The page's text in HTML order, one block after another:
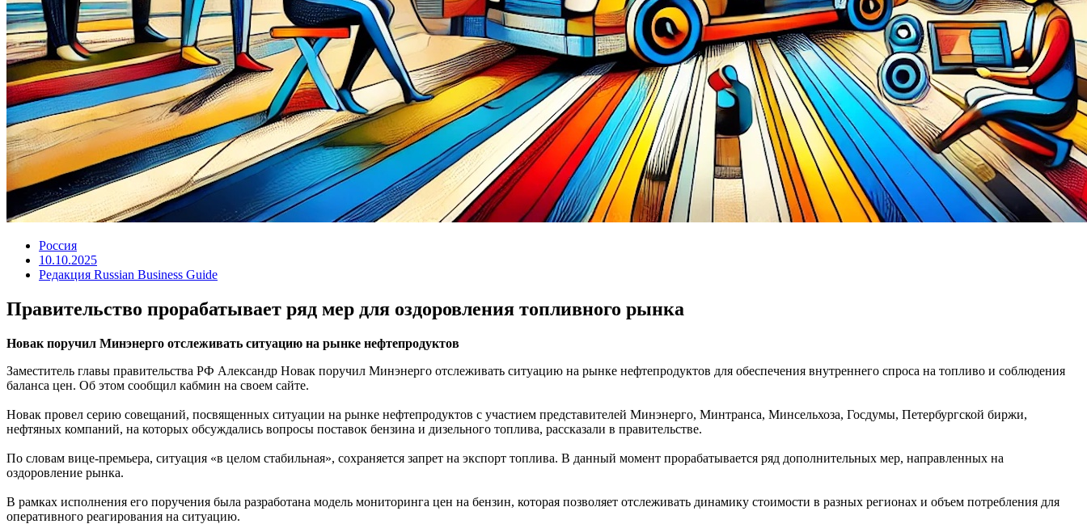
Россия
10.10.2025
Редакция Russian Business Guide
Правительство прорабатывает ряд мер для оздоровления топливного рынка
Новак поручил Минэнерго отслеживать ситуацию на рынке нефтепродуктов
Заместитель главы правительства РФ Александр Новак поручил Минэнерго отслеживать ситуацию на рынке нефтепродуктов для обеспечения внутреннего спроса на топливо и соблюдения
баланса цен. Об этом сообщил кабмин на своем сайте.
Новак провел серию совещаний, посвященных ситуации на рынке нефтепродуктов с участием представителей Минэнерго, Минтранса, Минсельхоза, Госдумы, Петербургской биржи,
нефтяных компаний, на которых обсуждались вопросы поставок бензина и дизельного топлива, рассказали в правительстве.
По словам вице-премьера, ситуация «в целом стабильная», сохраняется запрет на экспорт топлива. В данный момент прорабатывается ряд дополнительных мер, направленных на
оздоровление рынка.
В рамках исполнения его поручения была разработана модель мониторинга цен на бензин, которая позволяет отслеживать динамику стоимости в разных регионах и объем потребления для
оперативного реагирования на ситуацию.